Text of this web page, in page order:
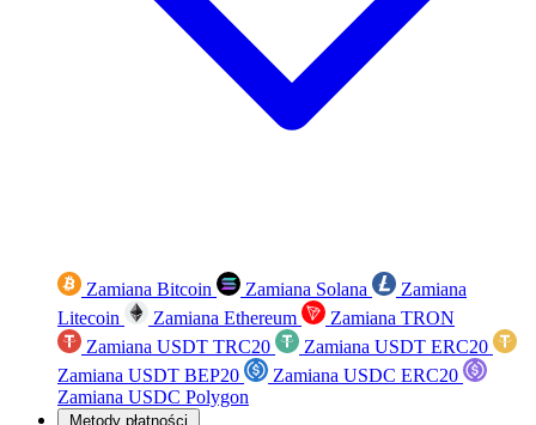
Zamiana Bitcoin Zamiana Solana
Zamiana
Litecoin
Zamiana Ethereum
Zamiana TRON
Zamiana USDT TRC20
Zamiana USDT ERC20
Zamiana USDT BEP20
Zamiana USDC ERC20
Zamiana USDC Polygon
Metody płatności